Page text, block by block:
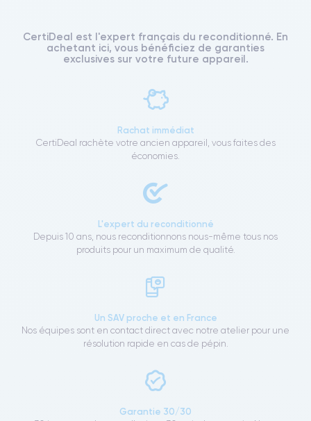
CertiDeal est l'expert français du reconditionné. En
achetant ici, vous bénéficiez de garanties
exclusives sur votre future appareil.
Rachat immédiat
CertiDeal rachète votre ancien appareil, vous faites des
économies.
L'expert du reconditionné
Depuis 10 ans, nous reconditionnons nous-même tous nos
produits pour un maximum de qualité.
Un SAV proche et en France
Nos équipes sont en contact direct avec notre atelier pour une
résolution rapide en cas de pépin.
Garantie 30/30